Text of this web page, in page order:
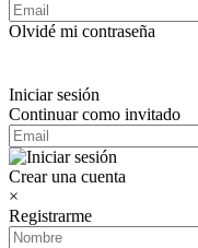
Olvidé mi contraseña
Iniciar sesión
Continuar como invitado
Crear una cuenta
×
Registrarme